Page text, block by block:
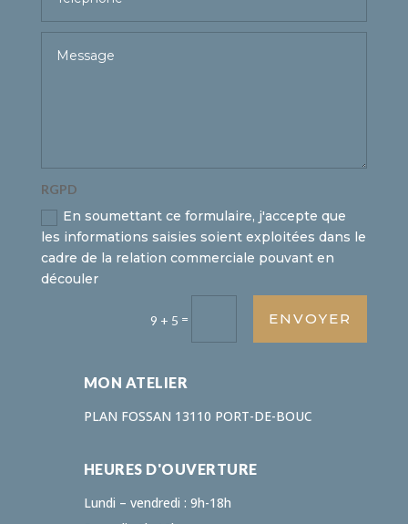
RGPD
En soumettant ce formulaire, j'accepte que
les informations saisies soient exploitées dans le
cadre de la relation commerciale pouvant en
découler
9 + 5 = ENVOYER
MON ATELIER
PLAN FOSSAN 13110 PORT-DE-BOUC
HEURES D'OUVERTURE
Lundi – vendredi : 9h-18h